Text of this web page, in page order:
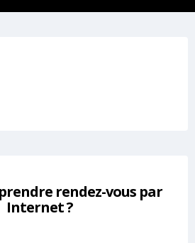
rendez-vous par
Internet ?